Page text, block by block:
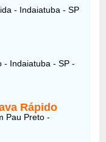
- Indaiatuba - SP
- Indaiatuba - SP -
Rápido
Pau Preto -